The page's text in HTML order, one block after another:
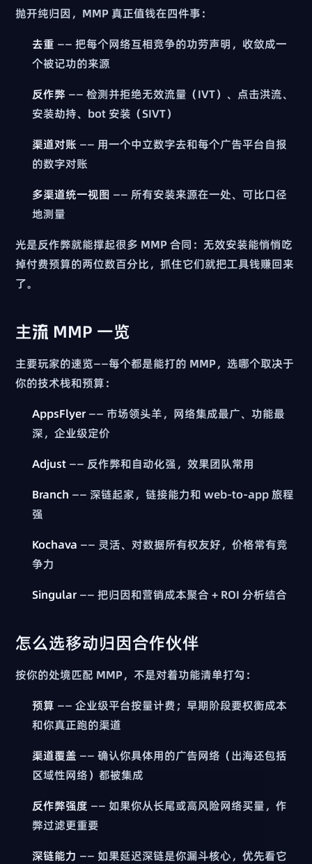
抛开纯归因，MMP 真正值钱在四件事：
去重 —— 把每个网络互相竞争的功劳声明，收敛成一
个被记功的来源
反作弊 —— 检测并拒绝无效流量（IVT）、点击洪流、
安装劫持、bot 安装（SIVT）
渠道对账 —— 用一个中立数字去和每个广告平台自报
的数字对账
多渠道统一视图 —— 所有安装来源在一处、可比口径
地测量
光是反作弊就能撑起很多 MMP 合同：无效安装能悄悄吃
掉付费预算的两位数百分比，抓住它们就把工具钱赚回来
了。
主流 MMP 一览
主要玩家的速览——每个都是能打的 MMP，选哪个取决于
你的技术栈和预算：
AppsFlyer —— 市场领头羊，网络集成最广、功能最
深，企业级定价
Adjust —— 反作弊和自动化强，效果团队常用
Branch —— 深链起家，链接能力和 web-to-app 旅程
强
Kochava —— 灵活、对数据所有权友好，价格常有竞
争力
Singular —— 把归因和营销成本聚合 + ROI 分析结合
怎么选移动归因合作伙伴
按你的处境匹配 MMP，不是对着功能清单打勾：
预算 —— 企业级平台按量计费；早期阶段要权衡成本
和你真正跑的渠道
渠道覆盖 —— 确认你具体用的广告网络（出海还包括
区域性网络）都被集成
反作弊强度 —— 如果你从长尾或高风险网络买量，作
弊过滤更重要
深链能力 —— 如果延迟深链是你漏斗核心，优先看它